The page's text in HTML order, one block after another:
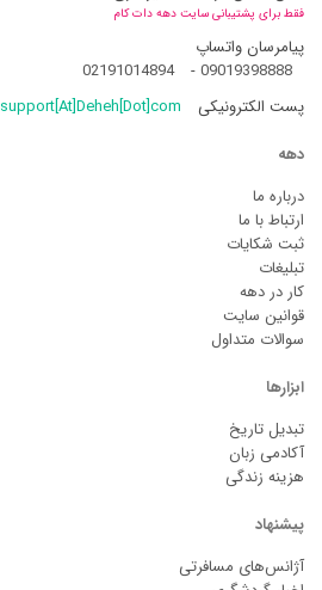
فقط برای پشتیبانی سایت دهه دات کام
پیامرسان واتساپ
09019398888
-
02191014894
پست الکترونیکی
support[At]Deheh[Dot]com
دهه
درباره ما
ارتباط با ما
ثبت شکایات
تبلیغات
کار در دهه
قوانین سایت
سوالات متداول
ابزارها
تبدیل تاریخ
آکادمی زبان
هزینه زندگی
پیشنهاد
آژانس‌های مسافرتی